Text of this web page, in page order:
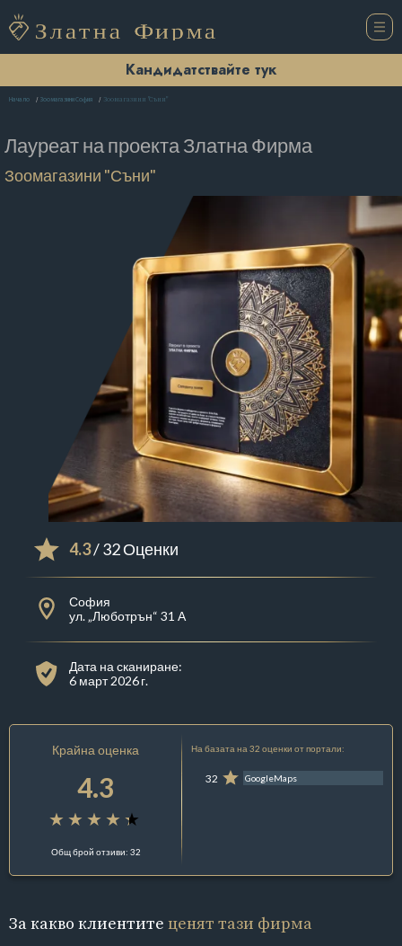
Кандидатствайте тук
Начало Зоомагазини София Зоомагазини "Съни"
Лауреат на проектаЗлатна Фирма
Зоомагазини "Съни"
4.3/ 32 Оценки
София
ул. „Люботрън“ 31 А
Дата на сканиране:
6 март 2026 г.
Крайна оценка
4.3
Общ брой отзиви: 32
На базата на 32 оценки от портали:
32 GoogleMaps
За какво клиентите ценят тази фирма